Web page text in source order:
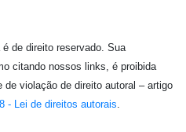
de direito reservado. Sua
citando nossos links, é proibida
violação de direito autoral – artigo
- Lei de direitos autorais